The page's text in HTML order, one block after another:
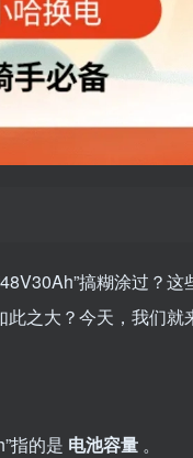
搞糊涂过？
之大？今天，我们就
指的是 电池容量 。